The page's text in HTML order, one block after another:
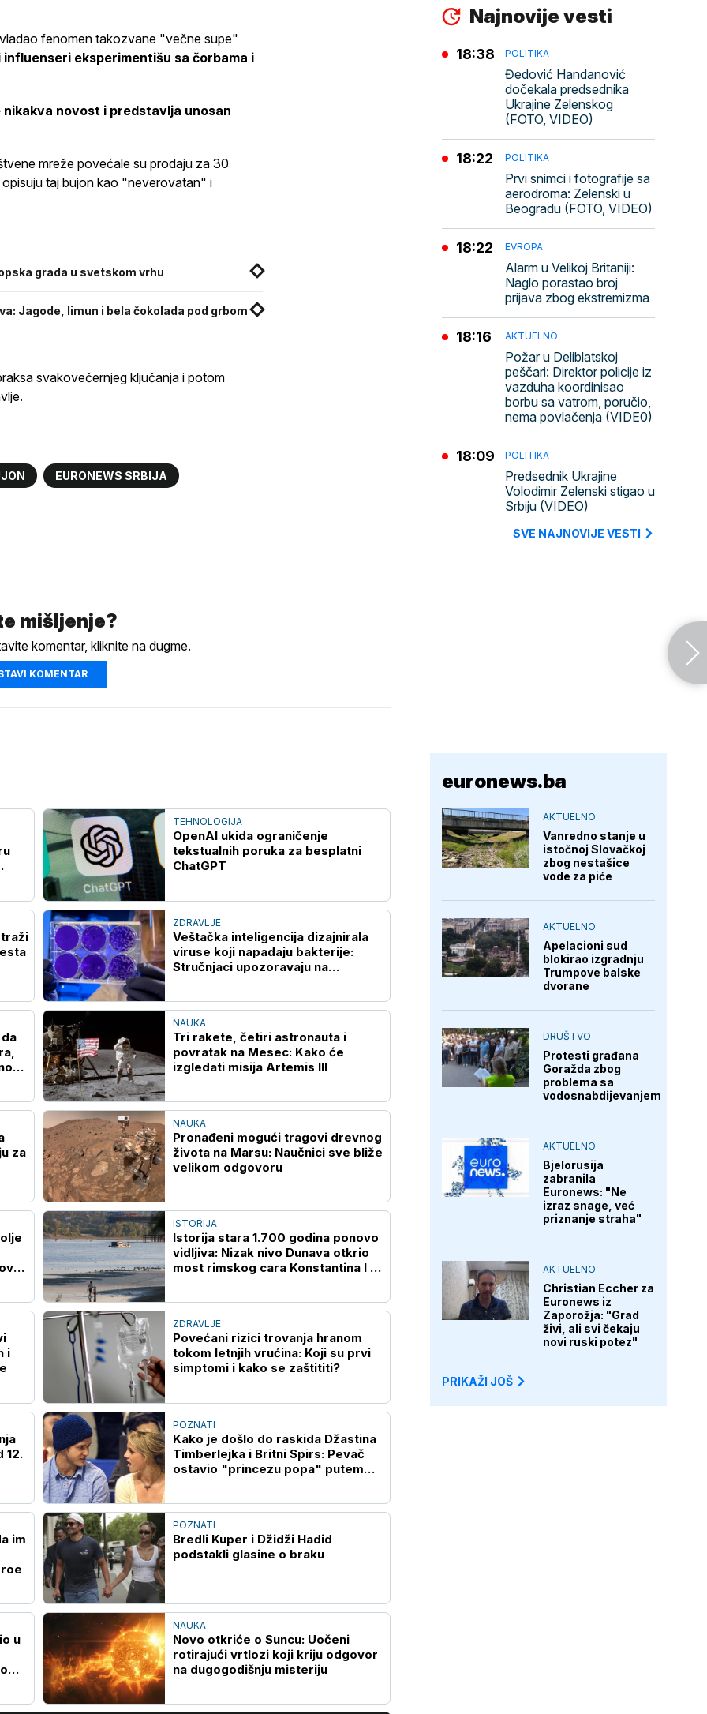
fenomen takozvane "večne supe"
influenseri eksperimentišu sa čorbama i
nikakva novost i predstavlja unosan
mreže povećale su prodaju za 30
taj bujon kao "neverovatan" i
grada u svetskom vrhu
Jagode, limun i bela čokolada pod grbom
svakovečernjeg ključanja i potom
EURONEWS SRBIJA
mišljenje?
komentar, kliknite na dugme.
KOMENTAR
TEHNOLOGIJA
OpenAI ukida ograničenje
tekstualnih poruka za besplatni
ChatGPT
traži
ZDRAVLJE
Veštačka inteligencija dizajnirala
viruse koji napadaju bakterije:
Stručnjaci upozoravaju na
NAUKA
Tri rakete, četiri astronauta i
povratak na Mesec: Kako će
izgledati misija Artemis III
za
NAUKA
Pronađeni mogući tragovi drevnog
života na Marsu: Naučnici sve bliže
velikom odgovoru
ISTORIJA
Istorija stara 1.700 godina ponovo
vidljiva: Nizak nivo Dunava otkrio
most rimskog cara Konstantina I u
i
ZDRAVLJE
Povećani rizici trovanja hranom
tokom letnjih vrućina: Koji su prvi
simptomi i kako se zaštititi?
12.
POZNATI
Kako je došlo do raskida Džastina
Timberlejka i Britni Spirs: Pevač
ostavio "princezu popa" putem
im
POZNATI
Bredli Kuper i Džidži Hadid
podstakli glasine o braku
u
NAUKA
Novo otkriće o Suncu: Uočeni
rotirajući vrtlozi koji kriju odgovor
na dugogodišnju misteriju
Najnovije vesti
POLITIKA
Đedović Handanović
dočekala predsednika
Ukrajine Zelenskog
(FOTO, VIDEO)
18:38
POLITIKA
Prvi snimci i fotografije sa
aerodroma: Zelenski u
Beogradu (FOTO, VIDEO)
18:22
EVROPA
Alarm u Velikoj Britaniji:
Naglo porastao broj
prijava zbog ekstremizma
18:22
AKTUELNO
Požar u Deliblatskoj
peščari: Direktor policije iz
vazduha koordinisao
borbu sa vatrom, poručio,
nema povlačenja (VIDE0)
18:16
POLITIKA
Predsednik Ukrajine
Volodimir Zelenski stigao u
Srbiju (VIDEO)
18:09
SVE NAJNOVIJE VESTI
euronews.ba
AKTUELNO
Vanredno stanje u
istočnoj Slovačkoj
zbog nestašice
vode za piće
AKTUELNO
Apelacioni sud
blokirao izgradnju
Trumpove balske
dvorane
DRUŠTVO
Protesti građana
Goražda zbog
problema sa
vodosnabdijevanjem
AKTUELNO
Bjelorusija
zabranila
Euronews: "Ne
izraz snage, već
priznanje straha"
AKTUELNO
Christian Eccher za
Euronews iz
Zaporožja: "Grad
živi, ali svi čekaju
novi ruski potez"
PRIKAŽI JOŠ